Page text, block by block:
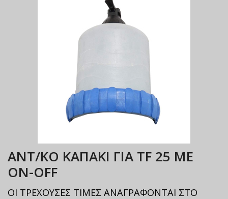
ΑΝΤ/ΚΟ ΚΑΠΑΚΙ ΓΙΑ TF 25 ΜΕ
ΟΝ-OFF
ΟΙ ΤΡΕΧΟΥΣΕΣ ΤΙΜΕΣ ΑΝΑΓΡΑΦΟΝΤΑΙ ΣΤΟ